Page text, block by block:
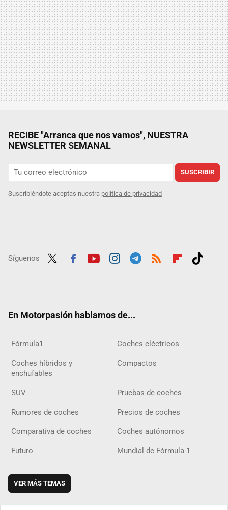
RECIBE "Arranca que nos vamos", NUESTRA
NEWSLETTER SEMANAL
SUSCRIBIR
Suscribiéndote aceptas nuestra política de privacidad
Síguenos
En Motorpasión hablamos de...
Fórmula1 Coches eléctricos
Coches híbridos y
enchufables
Compactos
SUV Pruebas de coches
Rumores de coches Precios de coches
Comparativa de coches Coches autónomos
Futuro Mundial de Fórmula 1
VER MÁS TEMAS